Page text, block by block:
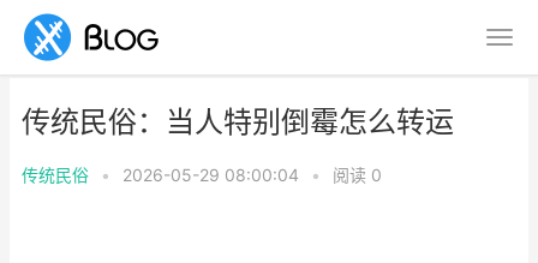
传统民俗：当人特别倒霉怎么转运
传统民俗 • 2026-05-29 08:00:04 • 阅读 0